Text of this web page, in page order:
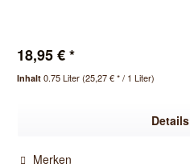
18,95 € *
Inhalt0.75 Liter(25,27 € * / 1 Liter)
Details
Merken